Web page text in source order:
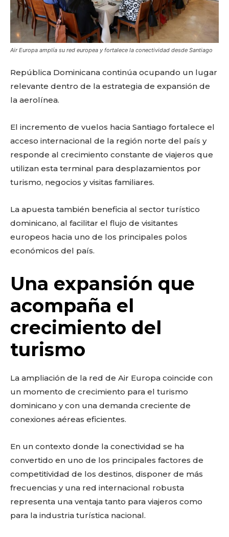
out!
Sing up for our newsletter
to stay in the loop.
Air Europa amplía su red europea y fortalece la conectividad desde Santiago
República Dominicana continúa ocupando un lugar
relevante dentro de la estrategia de expansión de
la aerolínea.
El incremento de vuelos hacia Santiago fortalece el
acceso internacional de la región norte del país y
responde al crecimiento constante de viajeros que
utilizan esta terminal para desplazamientos por
turismo, negocios y visitas familiares.
La apuesta también beneficia al sector turístico
dominicano, al facilitar el flujo de visitantes
europeos hacia uno de los principales polos
económicos del país.
Una expansión que
acompaña el
crecimiento del
turismo
La ampliación de la red de Air Europa coincide con
un momento de crecimiento para el turismo
dominicano y con una demanda creciente de
conexiones aéreas eficientes.
En un contexto donde la conectividad se ha
convertido en uno de los principales factores de
competitividad de los destinos, disponer de más
frecuencias y una red internacional robusta
representa una ventaja tanto para viajeros como
para la industria turística nacional.